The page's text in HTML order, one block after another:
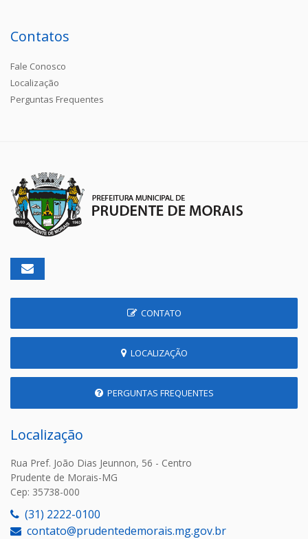
Contatos
Fale Conosco
Localização
Perguntas Frequentes
CONTATO
LOCALIZAÇÃO
PERGUNTAS FREQUENTES
Localização
Rua Pref. João Dias Jeunnon, 56 - Centro
Prudente de Morais-MG
Cep: 35738-000
(31) 2222-0100
contato@prudentedemorais.mg.gov.br